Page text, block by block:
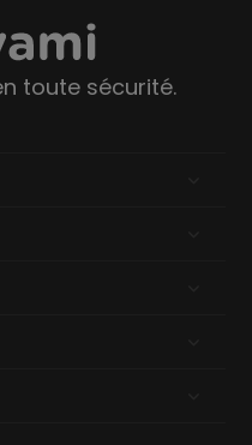
toute sécurité.